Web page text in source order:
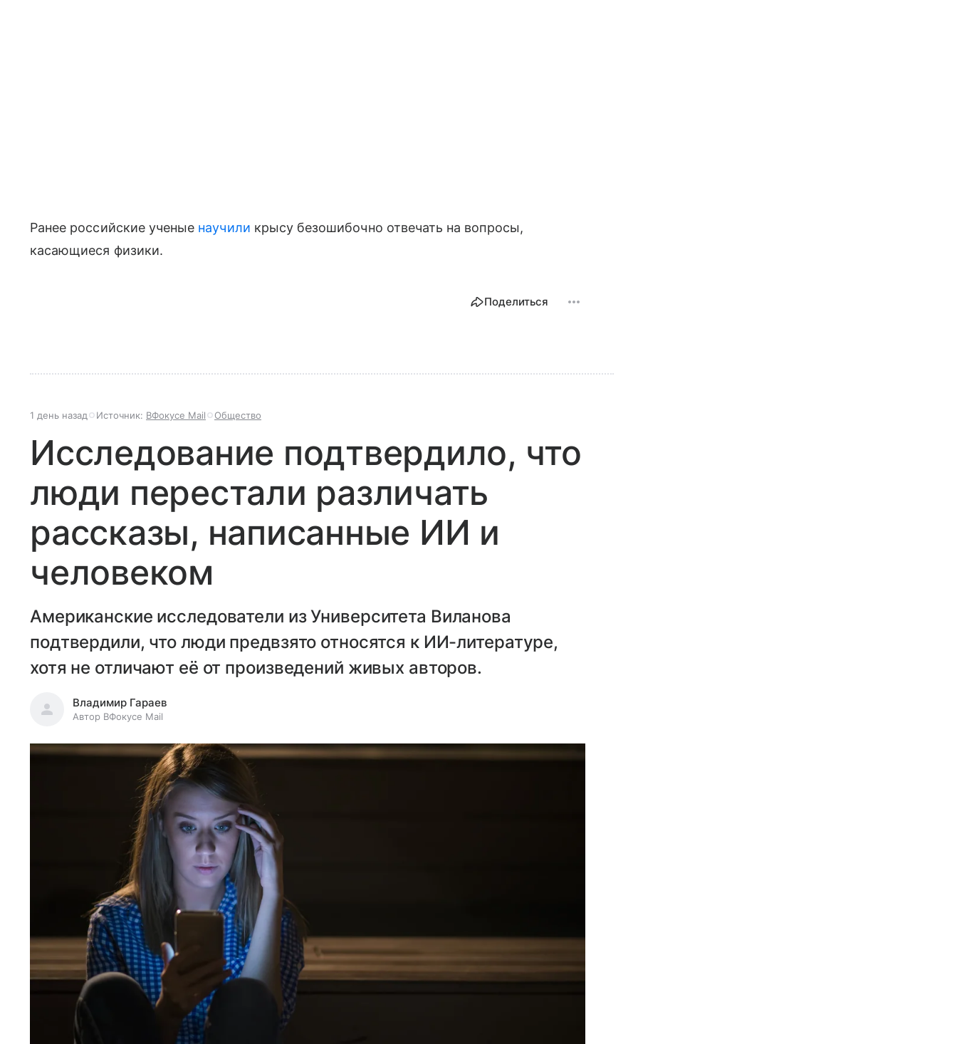
Ранее российские ученые научили крысу безошибочно отвечать на вопросы,
касающиеся физики.
Поделиться
1 день назад Источник: ВФокусе Mail Общество
Исследование подтвердило, что
люди перестали различать
рассказы, написанные ИИ и
человеком
Американские исследователи из Университета Виланова
подтвердили, что люди предвзято относятся к ИИ-литературе,
хотя не отличают её от произведений живых авторов.
Владимир Гараев
Автор ВФокусе Mail